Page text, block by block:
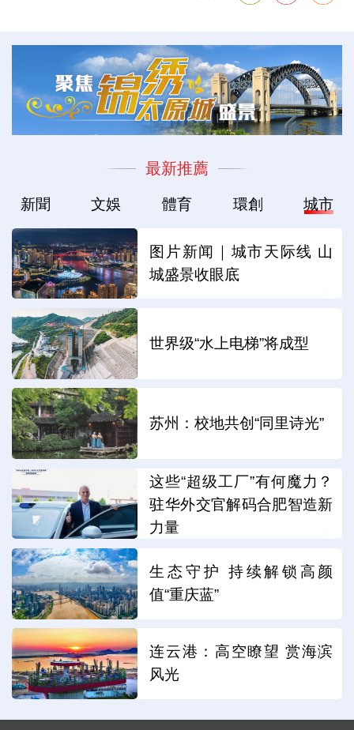
最新推薦
新聞 文娛 體育 環創 城市
图片新闻｜城市天际线 山
城盛景收眼底
世界级“水上电梯”将成型
苏州：校地共创“同里诗光”
这些“超级工厂”有何魔力？
驻华外交官解码合肥智造新
力量
生态守护 持续解锁高颜
值“重庆蓝”
连云港：高空瞭望 赏海滨
风光